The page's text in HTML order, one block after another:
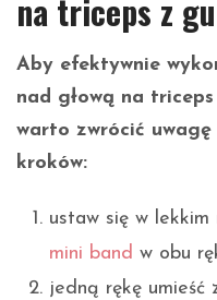
na triceps z
Aby efektywnie
nad głową na
warto zwrócić
kroków:
ustaw się w
mini band w obu
jedną rękę umieść